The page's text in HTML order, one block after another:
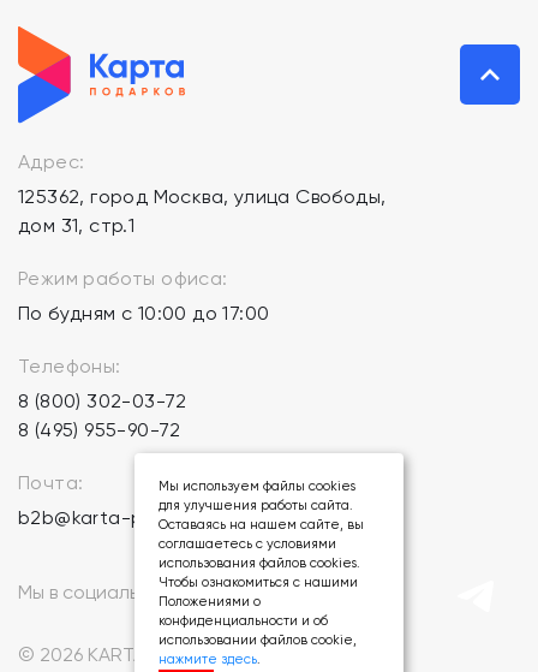
Адрес:
125362, город Москва, улица Свободы,
дом 31, стр.1
Режим работы офиса:
По будням с 10:00 до 17:00
Телефоны:
8 (800) 302-03-72
8 (495) 955-90-72
Почта:
b2b@karta-podarkov.ru
© 2026 KARTA-PODARKOV.RU.
Мы в социальных сетях:
Мы используем файлы cookies
для улучшения работы сайта.
Оставаясь на нашем сайте, вы
соглашаетесь с условиями
использования файлов cookies.
Чтобы ознакомиться с нашими
Положениями о
конфиденциальности и об
использовании файлов cookie,
нажмите здесь.